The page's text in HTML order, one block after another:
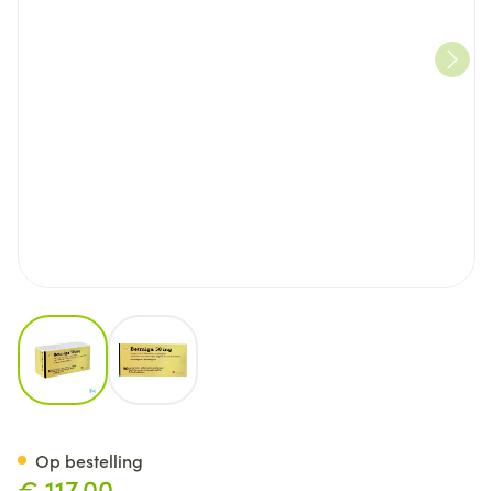
View larger image
Op bestelling